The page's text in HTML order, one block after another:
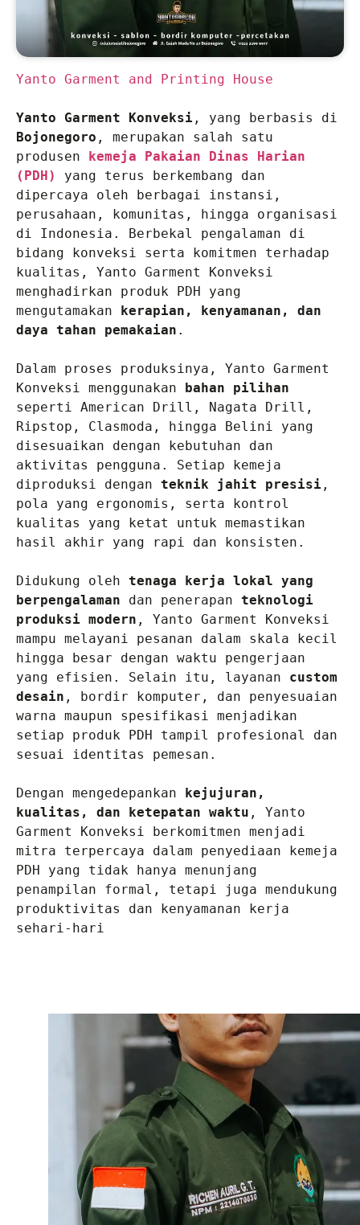
Yanto Garment and Printing House
Yanto Garment Konveksi
Bojonegoro , merupakan salah satu
produsen kemeja Pakaian Dinas Harian
(PDH)
yang terus berkembang dan
dipercaya oleh berbagai instansi,
perusahaan, komunitas, hingga organisasi
di Indonesia. Berbekal pengalaman di
bidang konveksi serta komitmen terhadap
kualitas, Yanto Garment Konveksi
menghadirkan produk PDH yang
mengutamakan kerapian, kenyamanan, dan
daya tahan pemakaian .
Dalam proses produksinya, Yanto Garment
Konveksi menggunakan bahan pilihan
seperti American Drill, Nagata Drill,
Ripstop, Clasmoda, hingga Belini yang
disesuaikan dengan kebutuhan dan
aktivitas pengguna. Setiap kemeja
diproduksi dengan teknik jahit presisi ,
pola yang ergonomis, serta kontrol
kualitas yang ketat untuk memastikan
hasil akhir yang rapi dan konsisten.
Didukung oleh tenaga kerja lokal yang
berpengalaman dan penerapan teknologi
produksi modern , Yanto Garment Konveksi
mampu melayani pesanan dalam skala kecil
hingga besar dengan waktu pengerjaan
yang efisien. Selain itu, layanan custom
desain , bordir komputer, dan penyesuaian
warna maupun spesifikasi menjadikan
setiap produk PDH tampil profesional dan
sesuai identitas pemesan.
Dengan mengedepankan kejujuran,
kualitas, dan ketepatan waktu , Yanto
Garment Konveksi berkomitmen menjadi
mitra terpercaya dalam penyediaan kemeja
PDH yang tidak hanya menunjang
penampilan formal, tetapi juga mendukung
produktivitas dan kenyamanan kerja
sehari-hari